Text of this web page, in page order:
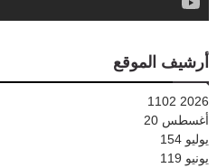
أرشيف الموقع
2026
1102
أغسطس 20
يوليو 154
يونيو 119